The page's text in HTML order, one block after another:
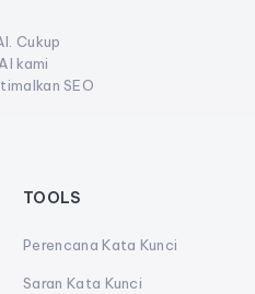
Cukup
kami
SEO
TOOLS
Perencana Kata Kunci
Saran Kata Kunci